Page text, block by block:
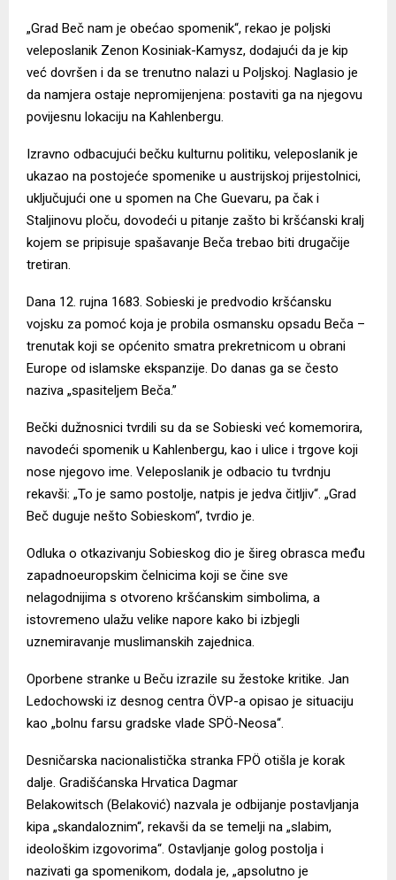
„Grad Beč nam je obećao spomenik“, rekao je poljski
veleposlanik Zenon Kosiniak-Kamysz, dodajući da je kip
već dovršen i da se trenutno nalazi u Poljskoj. Naglasio je
da namjera ostaje nepromijenjena: postaviti ga na njegovu
povijesnu lokaciju na Kahlenbergu.
Izravno odbacujući bečku kulturnu politiku, veleposlanik je
ukazao na postojeće spomenike u austrijskoj prijestolnici,
uključujući one u spomen na Che Guevaru, pa čak i
Staljinovu ploču, dovodeći u pitanje zašto bi kršćanski kralj
kojem se pripisuje spašavanje Beča trebao biti drugačije
tretiran.
Dana 12. rujna 1683. Sobieski je predvodio kršćansku
vojsku za pomoć koja je probila osmansku opsadu Beča –
trenutak koji se općenito smatra prekretnicom u obrani
Europe od islamske ekspanzije. Do danas ga se često
naziva „spasiteljem Beča.”
Bečki dužnosnici tvrdili su da se Sobieski već komemorira,
navodeći spomenik u Kahlenbergu, kao i ulice i trgove koji
nose njegovo ime. Veleposlanik je odbacio tu tvrdnju
rekavši: „To je samo postolje, natpis je jedva čitljiv“. „Grad
Beč duguje nešto Sobieskom“, tvrdio je.
Odluka o otkazivanju Sobieskog dio je šireg obrasca među
zapadnoeuropskim čelnicima koji se čine sve
nelagodnijima s otvoreno kršćanskim simbolima, a
istovremeno ulažu velike napore kako bi izbjegli
uznemiravanje muslimanskih zajednica.
Oporbene stranke u Beču izrazile su žestoke kritike. Jan
Ledochowski iz desnog centra ÖVP-a opisao je situaciju
kao „bolnu farsu gradske vlade SPÖ-Neosa“.
Desničarska nacionalistička stranka FPÖ otišla je korak
dalje. Gradišćanska Hrvatica Dagmar
Belakowitsch (Belaković) nazvala je odbijanje postavljanja
kipa „skandaloznim“, rekavši da se temelji na „slabim,
ideološkim izgovorima“. Ostavljanje golog postolja i
nazivati ga spomenikom, dodala je, „apsolutno je